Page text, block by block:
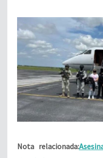
Nota relacionada: